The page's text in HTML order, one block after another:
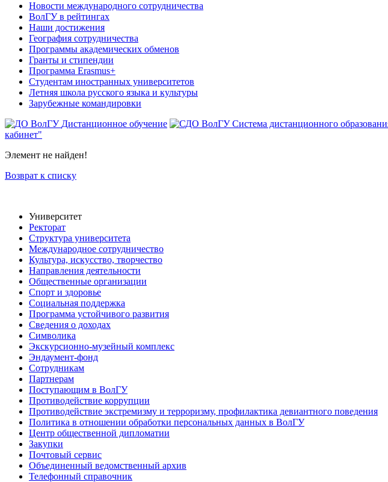
Новости международного сотрудничества
ВолГУ в рейтингах
Наши достижения
География сотрудничества
Программы академических обменов
Гранты и стипендии
Программа Erasmus+
Студентам иностранных университетов
Летняя школа русского языка и культуры
Зарубежные командировки
Дистанционное обучение
Система дистанционного
кабинет"
Элемент не найден!
Возврат к списку
Университет
Ректорат
Структура университета
Международное сотрудничество
Культура, искусство, творчество
Направления деятельности
Общественные организации
Спорт и здоровье
Социальная поддержка
Программа устойчивого развития
Сведения о доходах
Символика
Экскурсионно-музейный комплекс
Эндаумент-фонд
Сотрудникам
Партнерам
Поступающим в ВолГУ
Противодействие коррупции
Противодействие экстремизму и терроризму, профилактика девиантного поведения
Политика в отношении обработки персональных данных в ВолГУ
Центр общественной дипломатии
Закупки
Почтовый сервис
Объединенный ведомственный архив
Телефонный справочник